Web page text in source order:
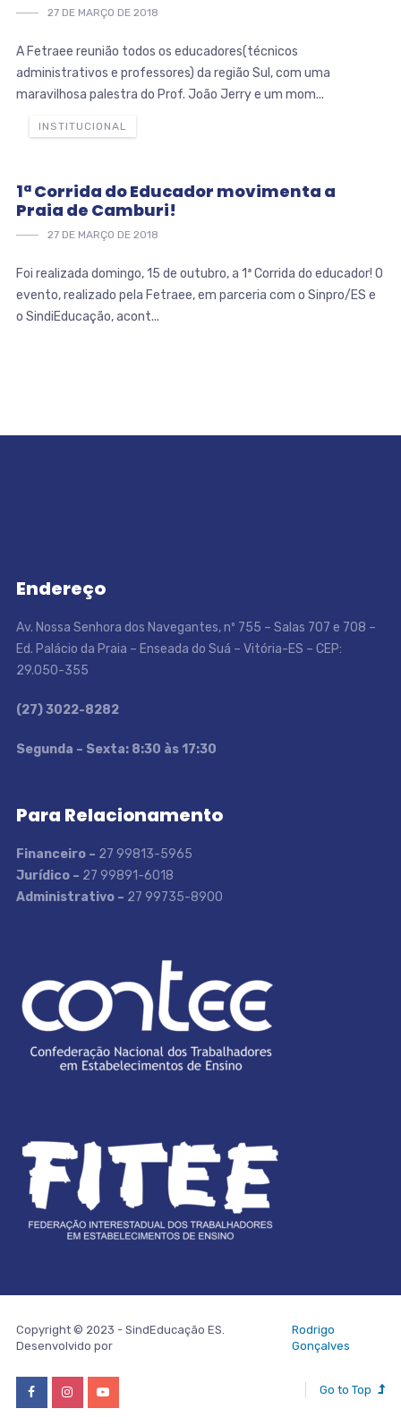
27 DE MARÇO DE 2018
A Fetraee reunião todos os educadores(técnicos
administrativos e professores) da região Sul, com uma
maravilhosa palestra do Prof. João Jerry e um mom...
INSTITUCIONAL
1ª Corrida do Educador movimenta a
Praia de Camburi!
27 DE MARÇO DE 2018
Foi realizada domingo, 15 de outubro, a 1ª Corrida do educador! O
evento, realizado pela Fetraee, em parceria com o Sinpro/ES e
o SindiEducação, acont...
Endereço
Av. Nossa Senhora dos Navegantes, nº 755 – Salas 707 e 708 –
Ed. Palácio da Praia – Enseada do Suá – Vitória-ES – CEP:
29.050-355
(27) 3022-8282
Segunda – Sexta: 8:30 às 17:30
Para Relacionamento
Financeiro – 27 99813-5965
Jurídico – 27 99891-6018
Administrativo – 27 99735-8900
Copyright © 2023 - SindEducação ES.
Desenvolvido por
Rodrigo
Gonçalves
Go to Top